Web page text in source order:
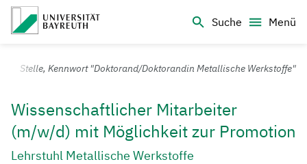
Suche
Menü
Universität Bayreuth – Deine Top-Campus-Uni
Stelle, Kennwort "Doktorand/Doktorandin Metallische Werkstoffe"
Wissenschaftlicher Mitarbeiter
(m/w/d) mit Möglichkeit zur Promotion
Lehrstuhl Metallische Werkstoffe